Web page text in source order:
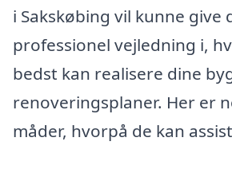
i Sakskøbing vil kunne give
professionel vejledning i,
bedst kan realisere dine
renoveringsplaner. Her er
måder, hvorpå de kan